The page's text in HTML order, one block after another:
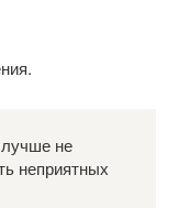
не
неприятных